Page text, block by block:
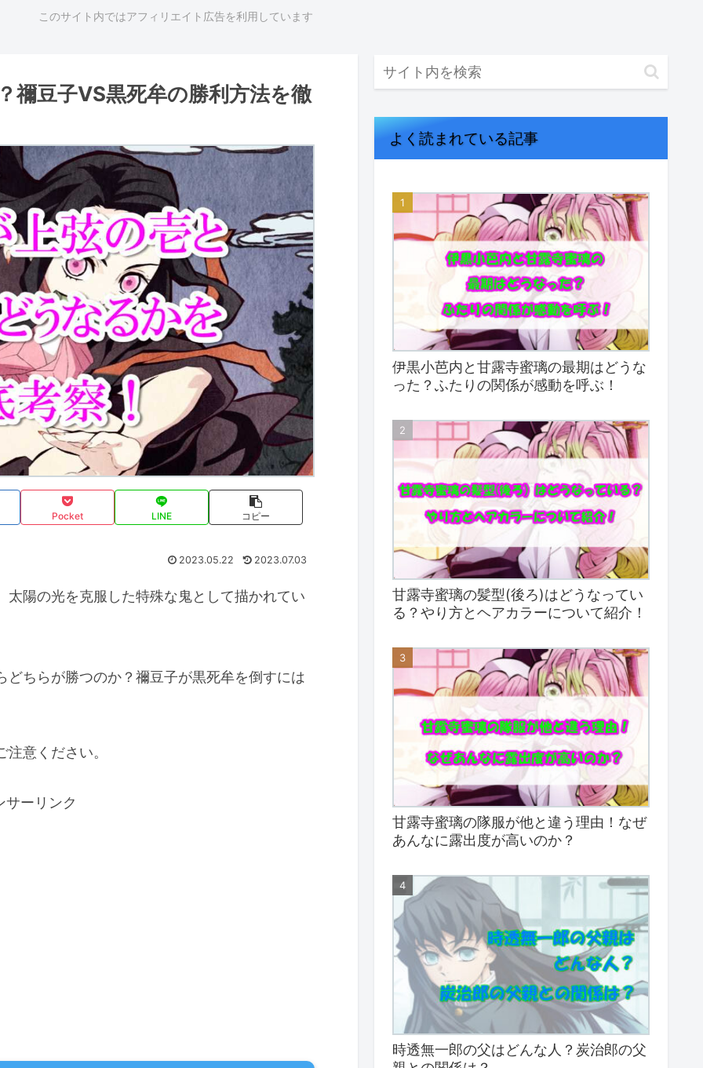
このサイト内ではアフィリエイト広告を利用しています
禰豆子VS黒死牟の勝利方法を徹
Pocket LINE コピー
2023.05.22 2023.07.03
太陽の光を克服した特殊な鬼として描かれてい
どちらが勝つのか？禰豆子が黒死牟を倒すには
意ください。
サーリンク
よく読まれている記事
伊黒小芭内と甘露寺蜜璃の最期はどうな
った？ふたりの関係が感動を呼ぶ！
甘露寺蜜璃の髪型(後ろ)はどうなってい
る？やり方とヘアカラーについて紹介！
甘露寺蜜璃の隊服が他と違う理由！なぜ
あんなに露出度が高いのか？
時透無一郎の父はどんな人？炭治郎の父